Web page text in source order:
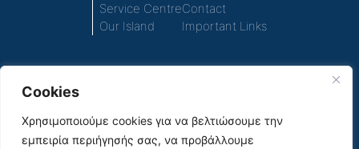
Cookies
Χρησιμοποιούμε cookies για να βελτιώσουμε την
εμπειρία περιήγησής σας, να προβάλλουμε
Service Centre
Our Island
Contact
Important Links
Πρόσβαση στο περιεχόμενο του παλιού ιστοτόπου
του Δήμου